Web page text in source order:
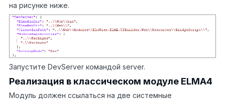
на рисунке ниже.
Запустите DevServer командой server.
Реализация в классическом модуле ELMA4
Модуль должен ссылаться на две системные